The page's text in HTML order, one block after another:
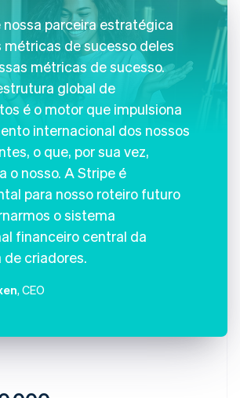
nossa parceira estratégica
métricas de sucesso deles
métricas de sucesso.
global de
é o motor que impulsiona
internacional dos nossos
o que, por sua vez,
o nosso. A Stripe é
para nosso roteiro futuro
o sistema
financeiro central da
de criadores.
, CEO